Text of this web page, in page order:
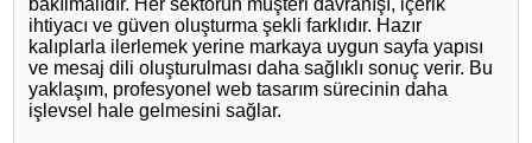
ihtiyacı ve güven oluşturma şekli farklıdır. Hazır
kalıplarla ilerlemek yerine markaya uygun sayfa yapısı
ve mesaj dili oluşturulması daha sağlıklı sonuç verir. Bu
yaklaşım, profesyonel web tasarım sürecinin daha
işlevsel hale gelmesini sağlar.